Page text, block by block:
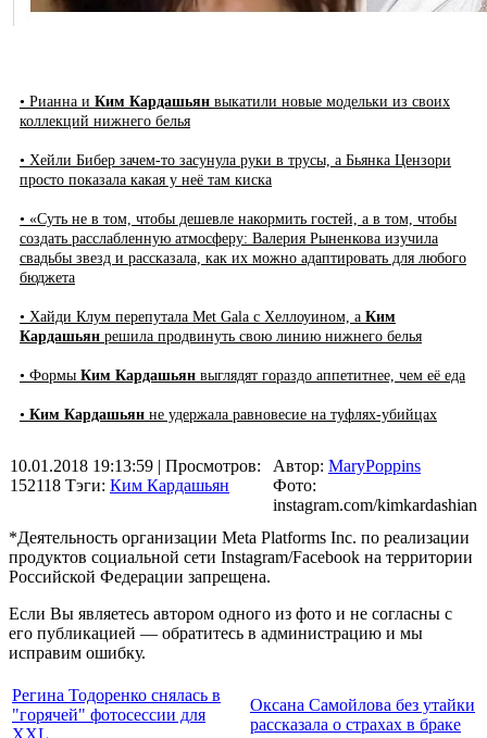
• Рианна и Ким Кардашьян выкатили новые модельки из своих
коллекций нижнего белья
• Хейли Бибер зачем-то засунула руки в трусы, а Бьянка Цензори
просто показала какая у неё там киска
• «Суть не в том, чтобы дешевле накормить гостей, а в том, чтобы
создать расслабленную атмосферу: Валерия Рыненкова изучила
свадьбы звезд и рассказала, как их можно адаптировать для любого
бюджета
• Хайди Клум перепутала Met Gala с Хеллоуином, а Ким
Кардашьян решила продвинуть свою линию нижнего белья
• Формы Ким Кардашьян выглядят гораздо аппетитнее, чем её еда
• Ким Кардашьян не удержала равновесие на туфлях-убийцах
10.01.2018 19:13:59 | Просмотров:
152118 Тэги: Ким Кардашьян
Автор: MaryPoppins
Фото:
instagram.com/kimkardashian
*Деятельность организации Meta Platforms Inc. по реализации
продуктов социальной сети Instagram/Facebook на территории
Российской Федерации запрещена.
Если Вы являетесь автором одного из фото и не согласны с
его публикацией — обратитесь в администрацию и мы
исправим ошибку.
Регина Тодоренко снялась в
"горячей" фотосессии для
XXL
Оксана Самойлова без утайки
рассказала о страхах в браке